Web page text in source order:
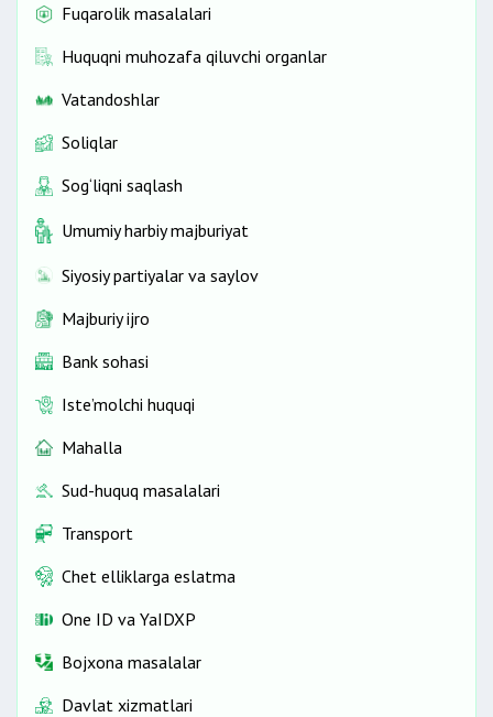
Fuqarolik masalalari
Huquqni muhozafa qiluvchi organlar
Vatandoshlar
Soliqlar
Sog‘liqni saqlash
Umumiy harbiy majburiyat
Siyosiy partiyalar va saylov
Majburiy ijro
Bank sohasi
Iste’molchi huquqi
Mahalla
Sud-huquq masalalari
Transport
Chet elliklarga eslatma
One ID vа YaIDXP
Bojxona masalalar
Davlat xizmatlari